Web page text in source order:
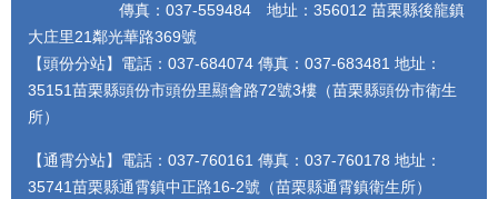
傳真：037-559484 地址：356012 苗栗縣後龍鎮
大庄里21鄰光華路369號
【頭份分站】電話：037-684074 傳真：037-683481 地址：
35151苗栗縣頭份市頭份里顯會路72號3樓（苗栗縣頭份市衛生
所）
【通霄分站】電話：037-760161 傳真：037-760178 地址：
35741苗栗縣通霄鎮中正路16-2號（苗栗縣通霄鎮衛生所）